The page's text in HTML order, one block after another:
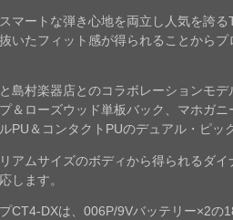
マートな弾き心地を両立し人気を誇
いたフィット感が得られることから
島村楽器店とのコラボレーションモデ
＆ローズウッド単板バック、マホガ
PU＆コンタクトPUのデュアル・ピッ
アムサイズのボディから得られるダ
します。
CT4-DXは、006P/9Vバッテリー×2